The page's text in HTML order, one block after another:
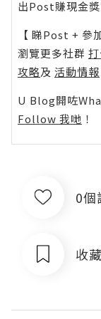
出Post賺現金
【 睇Post + 參
瀏覽更多社群
攻略及 活動情報
U Blog開咗
Follow 我哋 ！
0個
收藏